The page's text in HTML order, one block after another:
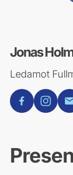
Jonas
Ledamot
facebook